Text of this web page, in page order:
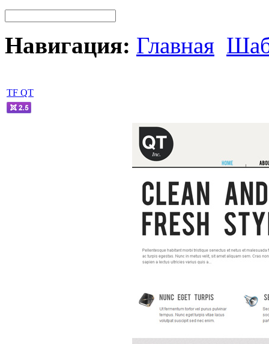
Навигация: Главная
TF QT